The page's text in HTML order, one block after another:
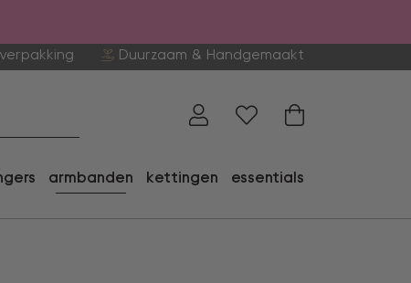
Duurzaam & Handgemaakt
armbanden kettingen essentials